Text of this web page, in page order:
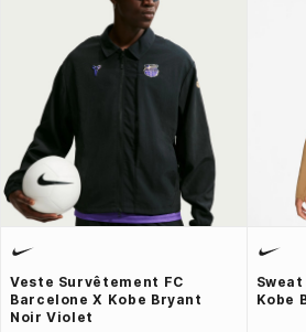
Veste Survêtement FC
Barcelone X Kobe Bryant
Noir Violet
Kobe